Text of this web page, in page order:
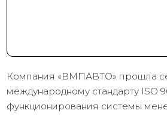
Компания «ВМПАВТО» прошла
международному стандарту ISO
функционирования системы